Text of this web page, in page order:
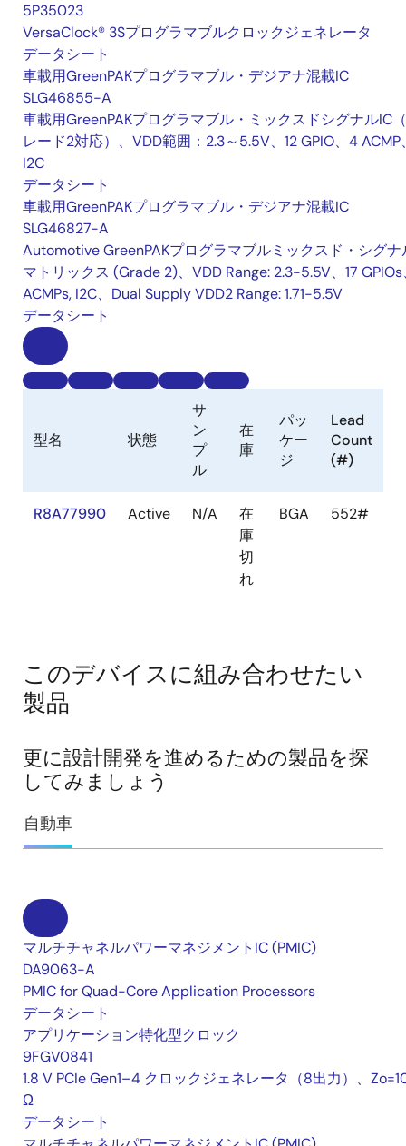
5P35023
VersaClock® 3Sプログラマブルクロックジェネレータ
データシート
車載用GreenPAKプログラマブル・デジアナ混載IC
SLG46855-A
車載用GreenPAKプログラマブル・ミックスドシグナルIC
レード2対応）、VDD範囲：2.3～5.5V、12 GPIO、4 ACMP
I2C
データシート
車載用GreenPAKプログラマブル・デジアナ混載IC
SLG46827-A
Automotive GreenPAKプログラマブルミックスド・シグナ
マトリックス (Grade 2)、VDD Range: 2.3-5.5V、17
ACMPs, I2C、Dual Supply VDD2 Range: 1.71-5.5V
データシート
型名 状態
サ
ン
プ
ル
在
庫
パッ
ケー
ジ
Lead
Count
(#)
R8A77990 Active N/A
在
庫
切
れ
BGA 552#
このデバイスに組み合わせたい
製品
更に設計開発を進めるための製品を探
してみましょう
自動車
マルチチャネルパワーマネジメントIC (PMIC)
DA9063-A
PMIC for Quad-Core Application Processors
データシート
アプリケーション特化型クロック
9FGV0841
1.8 V PCIe Gen1–4 クロックジェネレータ（8出力）、
Ω
データシート